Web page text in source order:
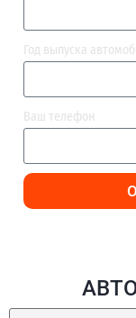
Год выпуска
Ваш телефон